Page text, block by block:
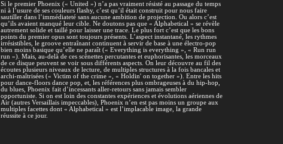
Si le premier Phoenix (« United ») n’a pas vraiment résisté au passage du temps
ni à l’usure de ses couleurs flashy, c’est qu’il était construit pour nous faire
sautiller dans l’immédiateté sans aucune ambition de projection. Ou alors c’est
qu’ils avaient manqué leur cible. Ne doutons pas que « Alphabetical » se révèle
autrement solide et taillé pour laisser une trace. Le plus fort c’est que les bons
points du premier opus sont toujours présents. L’aspect instantané, les rythmes
irrésistibles, le groove entraînant continuent à servir de base à une électro-pop
bien moins basique qu’elle ne paraît (« Everything is everything », « Run run
run »). Mais, au-delà de ces scènettes percutantes et euphorisantes, les morceaux
de ce disque peuvent se voir sous différents aspects. On leur découvre au fil des
écoutes plusieurs niveaux de lecture, de multiples structures à la fois bancales et
archi-maîtrisées (« Victim of the crime », « Holdin' on together »). Entre les hits
pour dance-floors dance pop, et, les références plus ombrageuses à du hip-hop,
du blues, Phoenix fait d’incessants aller-retours sans jamais sembler
opportuniste. Si on est loin des constantes expériences et évolutions aériennes de
Air (autres Versaillais impeccables), Phoenix n’en est pas moins un groupe aux
multiples facettes dont « Alphabetical » est l’implacable image, la grande
réussite à ce jour.